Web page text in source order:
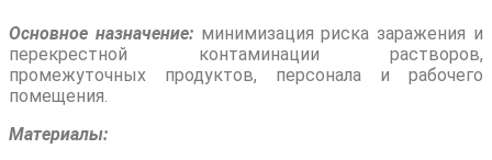
Основное назначение:минимизация риска заражения и
перекрестной контаминации растворов,
промежуточных продуктов, персонала и рабочего
помещения.
Материалы: